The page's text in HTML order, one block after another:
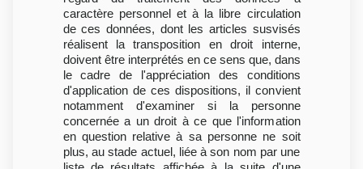
caractère personnel et à la libre circulation
de ces données, dont les articles susvisés
réalisent la transposition en droit interne,
doivent être interprétés en ce sens que, dans
le cadre de l'appréciation des conditions
d'application de ces dispositions, il convient
notamment d'examiner si la personne
concernée a un droit à ce que l'information
en question relative à sa personne ne soit
plus, au stade actuel, liée à son nom par une